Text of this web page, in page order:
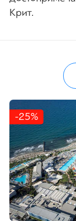
Крит.
-25%